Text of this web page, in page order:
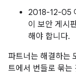
2018-12-05
이 보안 게시
해야 합니다.
파트너는 해결하는
트에서 번들로 묶는